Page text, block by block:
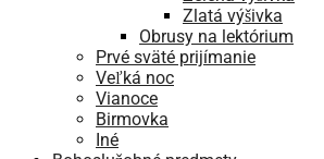
Zlatá výšivka
Obrusy na lektórium
Prvé sväté prijímanie
Veľká noc
Vianoce
Birmovka
Iné